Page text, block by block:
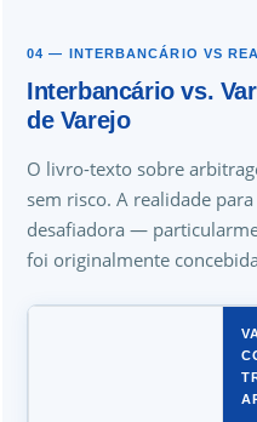
04 — INTERBANCÁRIO VS
Interbancário vs.
de Varejo
O livro-texto sobre
sem risco. A realidade
desafiadora —
foi originalmente